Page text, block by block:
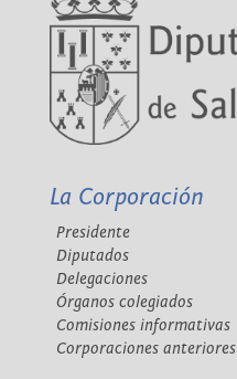
La Corporación
Presidente
Diputados
Delegaciones
Órganos colegiados
Comisiones informativas
Corporaciones anteriores